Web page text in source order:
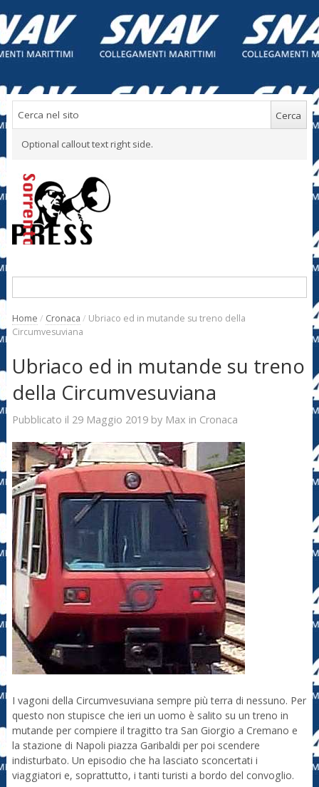
Optional callout text right side.
Home / Cronaca / Ubriaco ed in mutande su treno della
Circumvesuviana
Ubriaco ed in mutande su treno
della Circumvesuviana
Pubblicato il 29 Maggio 2019by Max in Cronaca
I vagoni della Circumvesuviana sempre più terra di nessuno. Per
questo non stupisce che ieri un uomo è salito su un treno in
mutande per compiere il tragitto tra San Giorgio a Cremano e
la stazione di Napoli piazza Garibaldi per poi scendere
indisturbato. Un episodio che ha lasciato sconcertati i
viaggiatori e, soprattutto, i tanti turisti a bordo del convoglio.